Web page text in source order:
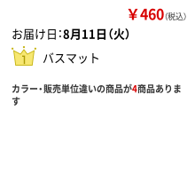
￥460（税込）
お届け日：8月11日（火）
バスマット
カラー・販売単位違いの商品が4商品ありま
す